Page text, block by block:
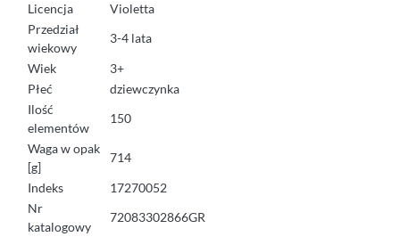
Licencja
Violetta
Przedział
wiekowy
3-4 lata
Wiek
3+
Płeć
dziewczynka
Ilość
elementów
150
Waga w opak
[g]
714
Indeks
17270052
Nr
katalogowy
72083302866GR